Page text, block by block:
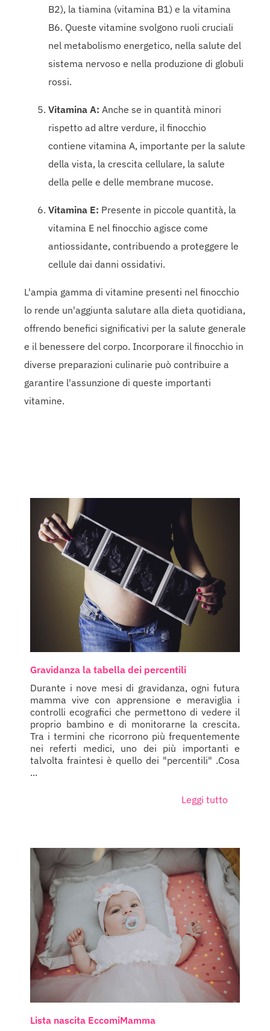
B2), la tiamina (vitamina B1) e la vitamina
B6. Queste vitamine svolgono ruoli cruciali
nel metabolismo energetico, nella salute del
sistema nervoso e nella produzione di globuli
rossi.
Vitamina A: Anche se in quantità minori
rispetto ad altre verdure, il finocchio
contiene vitamina A, importante per la salute
della vista, la crescita cellulare, la salute
della pelle e delle membrane mucose.
Vitamina E: Presente in piccole quantità, la
vitamina E nel finocchio agisce come
antiossidante, contribuendo a proteggere le
cellule dai danni ossidativi.
L'ampia gamma di vitamine presenti nel finocchio
lo rende un'aggiunta salutare alla dieta quotidiana,
offrendo benefici significativi per la salute generale
e il benessere del corpo. Incorporare il finocchio in
diverse preparazioni culinarie può contribuire a
garantire l'assunzione di queste importanti
vitamine.
Gravidanza la tabella dei percentili
Durante i nove mesi di gravidanza, ogni futura
mamma vive con apprensione e meraviglia i
controlli ecografici che permettono di vedere il
proprio bambino e di monitorarne la crescita.
Tra i termini che ricorrono più frequentemente
nei referti medici, uno dei più importanti e
talvolta fraintesi è quello dei "percentili" .Cosa
...
Leggi tutto
Lista nascita EccomiMamma